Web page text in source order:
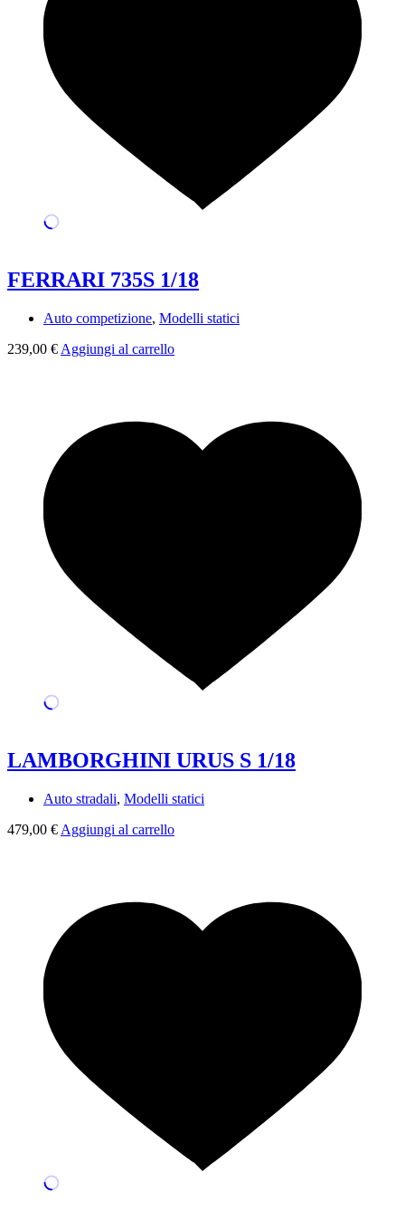
FERRARI 735S 1/18
Auto competizione, Modelli statici
239,00 € Aggiungi al carrello
LAMBORGHINI URUS S 1/18
Auto stradali, Modelli statici
479,00 € Aggiungi al carrello